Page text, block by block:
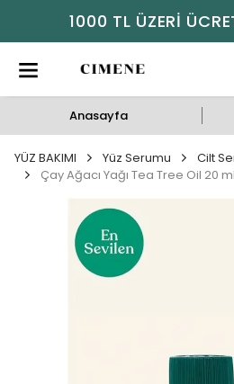
1000 TL ÜZERI
Anasayfa
YÜZ BAKIMI Yüz Serumu Cilt
Çay Ağacı Yağı Tea Tree Oil 20 ml